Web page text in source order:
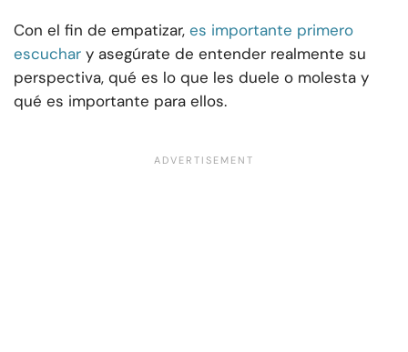
Con el fin de empatizar, es importante primero
escuchar y asegúrate de entender realmente su
perspectiva, qué es lo que les duele o molesta y
qué es importante para ellos.